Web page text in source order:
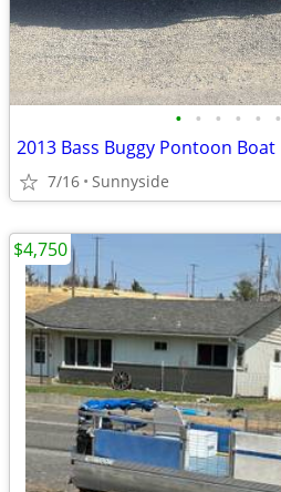
• • • • • •
2013 Bass Buggy Pontoon Boat
7/16 Sunnyside
$4,750